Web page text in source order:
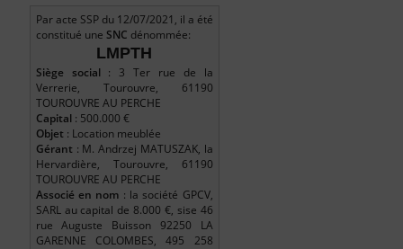
Par acte SSP du 12/07/2021, il a été
constitué une SNC dénommée:
LMPTH
Siège social : 3 Ter rue de la
Verrerie, Tourouvre, 61190
TOUROUVRE AU PERCHE
Capital : 500.000 €
Objet : Location meublée
Gérant : M. Andrzej MATUSZAK, la
Hervardière, Tourouvre, 61190
TOUROUVRE AU PERCHE
Associé en nom : la société GPCV,
SARL au capital de 8.000 €, sise 46
rue Auguste Buisson 92250 LA
GARENNE COLOMBES, 495 258